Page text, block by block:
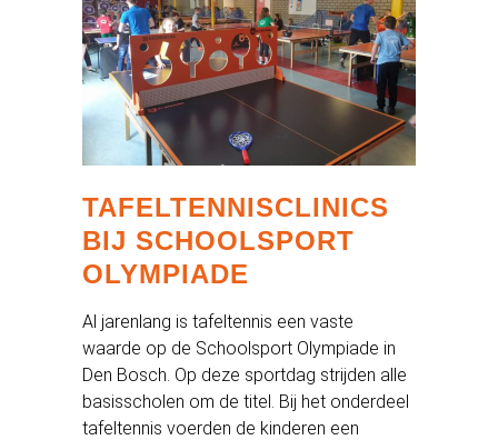
TAFELTENNISCLINICS
BIJ SCHOOLSPORT
OLYMPIADE
Al jarenlang is tafeltennis een vaste
waarde op de Schoolsport Olympiade in
Den Bosch. Op deze sportdag strijden alle
basisscholen om de titel. Bij het onderdeel
tafeltennis voerden de kinderen een